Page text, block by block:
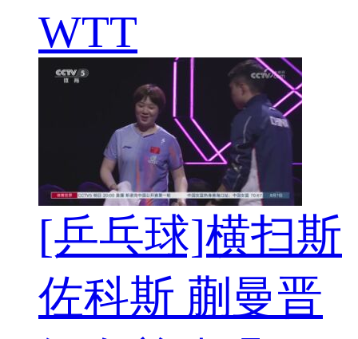
WTT
[乒乓球]横扫斯
佐科斯 蒯曼晋